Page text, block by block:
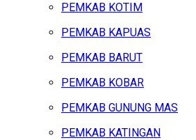
PEMKAB KOTIM
PEMKAB KAPUAS
PEMKAB BARUT
PEMKAB KOBAR
PEMKAB GUNUNG MAS
PEMKAB KATINGAN